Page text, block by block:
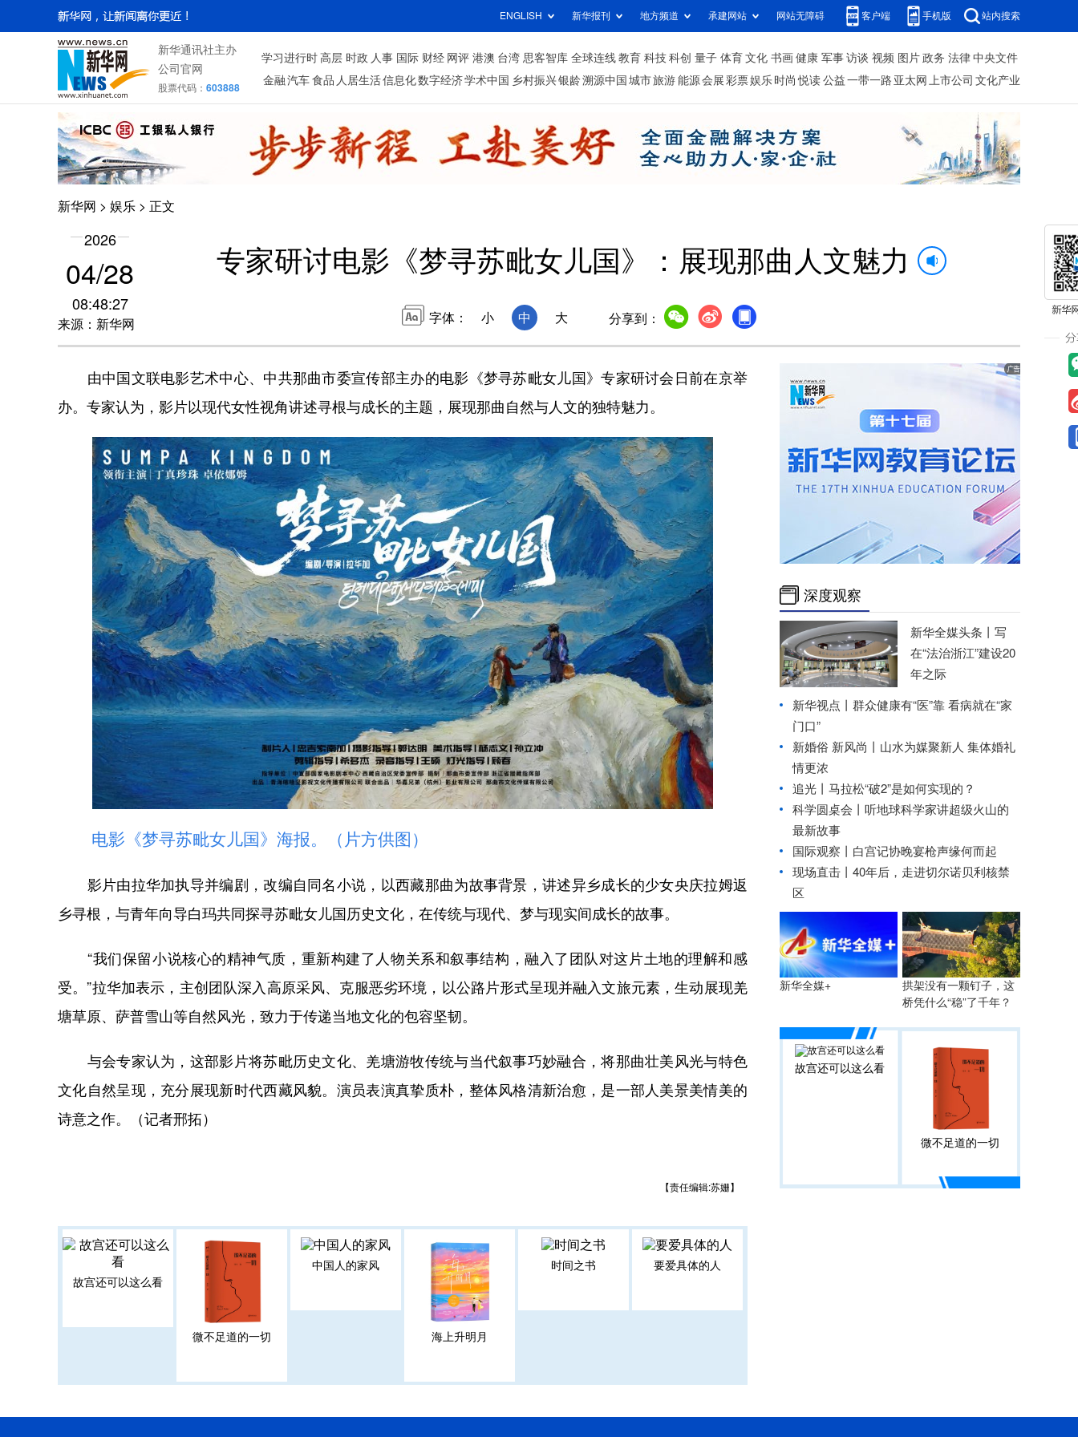
ENGLISH 新华报刊 地方频道 承建网站 网站无障碍 客户端 手机版 站内搜索
新华通讯社主办
公司官网
股票代码： 603888
学习进行时 高层 时政 人事 国际 财经 网评 港澳 台湾 思客智库 全球连线 教育 科技 科创 量子 体育 文化 书画 健康 军事 访谈 视频 图片 政务 法律 中央文件
金融 汽车 食品 人居生活信息化数字经济学术中国 乡村振兴银龄溯源中国 城市旅游 能源 会展 彩票娱乐 时尚 悦读 公益 一带一路 亚太网 上市公司 文化产业
新华网 > 娱乐 > 正文
2026
04/28
08:48:27
来源：新华网
专家研讨电影《梦寻苏毗女儿国》：展现那曲人文魅力
字体： 小 中 大 分享到：
由中国文联电影艺术中心、中共那曲市委宣传部主办的电影《梦寻苏毗女儿国》专家研讨会日前在京举
办。专家认为，影片以现代女性视角讲述寻根与成长的主题，展现那曲自然与人文的独特魅力。
电影《梦寻苏毗女儿国》海报。（片方供图）
影片由拉华加执导并编剧，改编自同名小说，以西藏那曲为故事背景，讲述异乡成长的少女央庆拉姆返
乡寻根，与青年向导白玛共同探寻苏毗女儿国历史文化，在传统与现代、梦与现实间成长的故事。
“我们保留小说核心的精神气质，重新构建了人物关系和叙事结构，融入了团队对这片土地的理解和感
受。”拉华加表示，主创团队深入高原采风、克服恶劣环境，以公路片形式呈现并融入文旅元素，生动展现羌
塘草原、萨普雪山等自然风光，致力于传递当地文化的包容坚韧。
与会专家认为，这部影片将苏毗历史文化、羌塘游牧传统与当代叙事巧妙融合，将那曲壮美风光与特色
文化自然呈现，充分展现新时代西藏风貌。演员表演真挚质朴，整体风格清新治愈，是一部人美景美情美的
诗意之作。（记者邢拓）
【责任编辑:苏姗】
故宫还可以这么看
微不足道的一切
中国人的家风
海上升明月
时间之书 要爱具体的人
深度观察
新华全媒头条丨 写
在“法治浙江”建设20
年之际
新华视点丨 群众健康有“医”靠 看病就在“家
门口”
新婚俗 新风尚丨山水为媒聚新人 集体婚礼
情更浓
追光丨 马拉松“破2”是如何实现的？
科学圆桌会丨听地球科学家讲超级火山的
最新故事
国际观察丨 白宫记协晚宴枪声缘何而起
现场直击丨40年后，走进切尔诺贝利核禁
区
新华全媒+
拱架没有一颗钉子，这
桥凭什么“稳”了千年？
故宫还可以这么看
微不足道的一切